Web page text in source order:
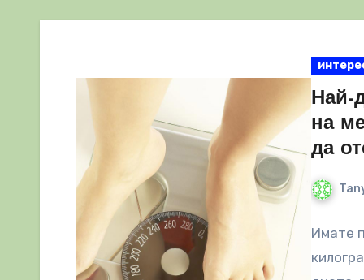
Най-
на
да
Имате